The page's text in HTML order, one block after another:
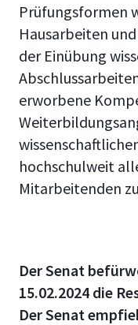
Prüfungsformen
Hausarbeiten
der Einübung
erworbene
hochschulweit
Mitarbeitenden
Der Senat
15.02.2024 die
Der Senat